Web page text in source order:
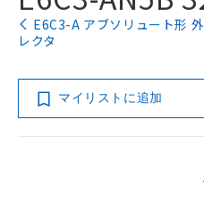
E6C3-A アブソリュート形
レクタ
マイリストに追加